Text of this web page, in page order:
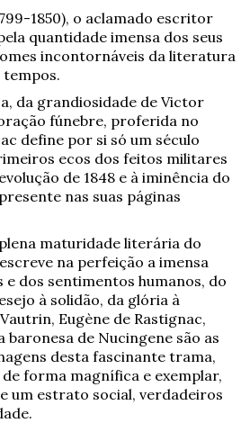
1850), o aclamado escritor
quantidade imensa dos seus
incontornáveis da literatura
tempos.
da grandiosidade de Victor
fúnebre, proferida no
define por si só um século
ecos dos feitos militares
de 1848 e à iminência do
nas suas páginas
maturidade literária do
na perfeição a imensa
e dos sentimentos humanos, do
à solidão, da glória à
Eugène de Rastignac,
baronesa de Nucingene são as
desta fascinante trama,
forma magnífica e exemplar,
um estrato social, verdadeiros